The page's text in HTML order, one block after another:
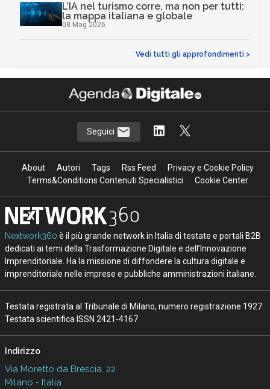
L’IA nel turismo corre, ma non per tutti:
la mappa italiana e globale
08 Mag 2026
Vedi tutti gli approfondimenti >
Seguici
About Autori Tags Rss Feed
Privacy e Cookie Policy
Terms&Conditions Contenuti Specialistici
Cookie Center
Nextwork360 è il più grande network in Italia di testate e portali B2B
dedicati ai temi della Trasformazione Digitale e dell’Innovazione
Imprenditoriale. Ha la missione di diffondere la cultura digitale e
imprenditoriale nelle imprese e pubbliche amministrazioni italiane.
Testata registrata al Tribunale di Milano, numero registrazione 1927.
Testata scientifica ISSN 2421-4167
Indirizzo
Via Moretto da Brescia, 22
Milano - Italia